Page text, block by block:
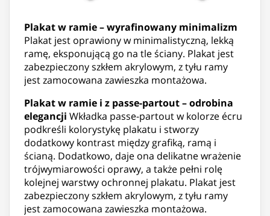
Plakat w ramie – wyrafinowany minimalizm
Plakat jest oprawiony w minimalistyczną, lekką
ramę, eksponującą go na tle ściany. Plakat jest
zabezpieczony szkłem akrylowym, z tyłu ramy
jest zamocowana zawieszka montażowa.
Plakat w ramie i z passe-partout – odrobina
elegancji Wkładka passe-partout w kolorze écru
podkreśli kolorystykę plakatu i stworzy
dodatkowy kontrast między grafiką, ramą i
ścianą. Dodatkowo, daje ona delikatne wrażenie
trójwymiarowości oprawy, a także pełni rolę
kolejnej warstwy ochronnej plakatu. Plakat jest
zabezpieczony szkłem akrylowym, z tyłu ramy
jest zamocowana zawieszka montażowa.